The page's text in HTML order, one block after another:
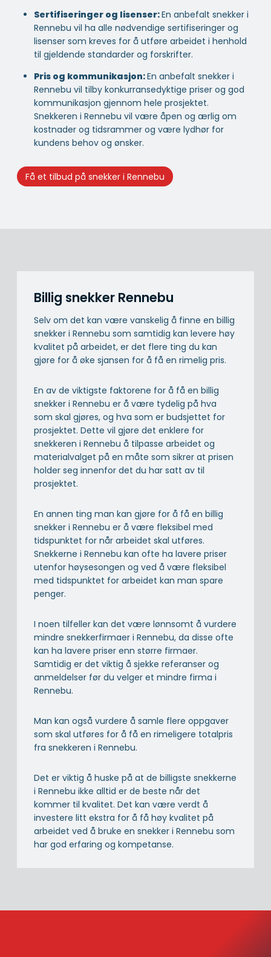
Sertifiseringer og lisenser:En anbefalt snekker i
Rennebu vil ha alle nødvendige sertifiseringer og
lisenser som kreves for å utføre arbeidet i henhold
til gjeldende standarder og forskrifter.
Pris og kommunikasjon:En anbefalt snekker i
Rennebu vil tilby konkurransedyktige priser og god
kommunikasjon gjennom hele prosjektet.
Snekkeren i Rennebu vil være åpen og ærlig om
kostnader og tidsrammer og være lydhør for
kundens behov og ønsker.
Få et tilbud på snekker i Rennebu
Billig snekker Rennebu
Selv om det kan være vanskelig å finne en billig
snekker i Rennebu som samtidig kan levere høy
kvalitet på arbeidet, er det flere ting du kan
gjøre for å øke sjansen for å få en rimelig pris.
En av de viktigste faktorene for å få en billig
snekker i Rennebu er å være tydelig på hva
som skal gjøres, og hva som er budsjettet for
prosjektet. Dette vil gjøre det enklere for
snekkeren i Rennebu å tilpasse arbeidet og
materialvalget på en måte som sikrer at prisen
holder seg innenfor det du har satt av til
prosjektet.
En annen ting man kan gjøre for å få en billig
snekker i Rennebu er å være fleksibel med
tidspunktet for når arbeidet skal utføres.
Snekkerne i Rennebu kan ofte ha lavere priser
utenfor høysesongen og ved å være fleksibel
med tidspunktet for arbeidet kan man spare
penger.
I noen tilfeller kan det være lønnsomt å vurdere
mindre snekkerfirmaer i Rennebu, da disse ofte
kan ha lavere priser enn større firmaer.
Samtidig er det viktig å sjekke referanser og
anmeldelser før du velger et mindre firma i
Rennebu.
Man kan også vurdere å samle flere oppgaver
som skal utføres for å få en rimeligere totalpris
fra snekkeren i Rennebu.
Det er viktig å huske på at de billigste snekkerne
i Rennebu ikke alltid er de beste når det
kommer til kvalitet. Det kan være verdt å
investere litt ekstra for å få høy kvalitet på
arbeidet ved å bruke en snekker i Rennebu som
har god erfaring og kompetanse.